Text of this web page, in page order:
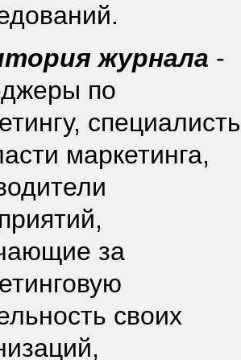
журнала -
по
маркетинга,
за
своих